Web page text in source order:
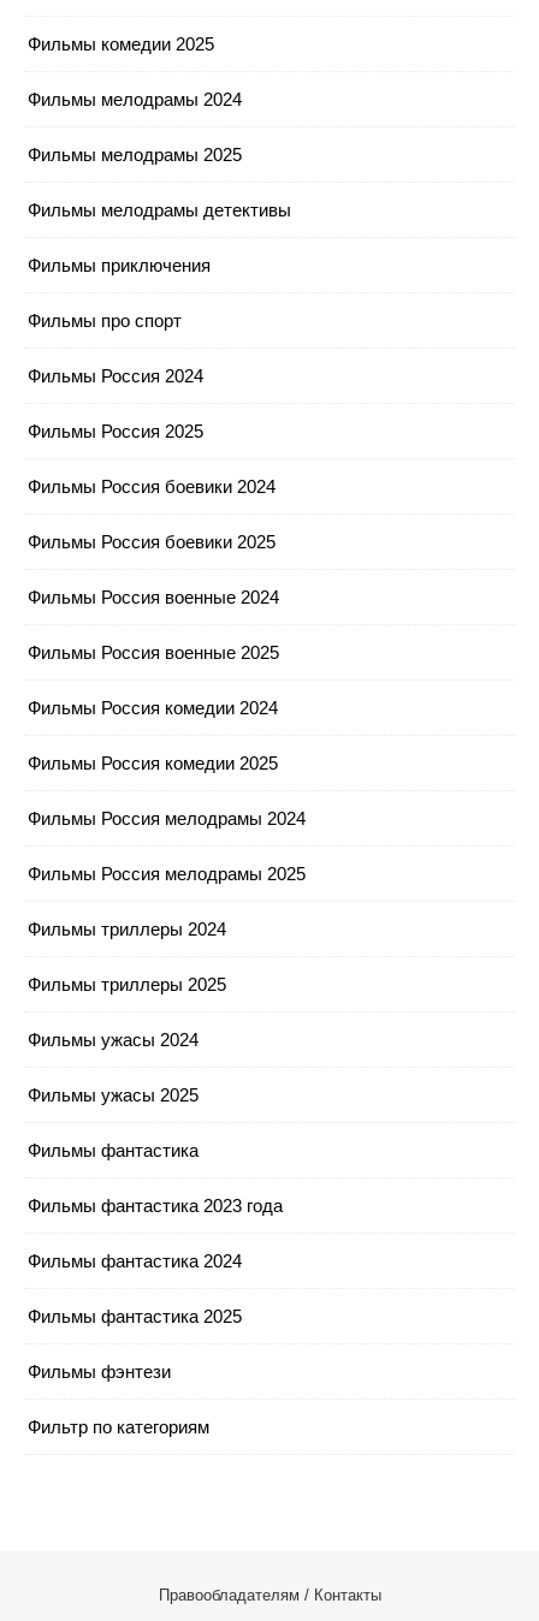
Фильмы комедии 2025
Фильмы мелодрамы 2024
Фильмы мелодрамы 2025
Фильмы мелодрамы детективы
Фильмы приключения
Фильмы про спорт
Фильмы Россия 2024
Фильмы Россия 2025
Фильмы Россия боевики 2024
Фильмы Россия боевики 2025
Фильмы Россия военные 2024
Фильмы Россия военные 2025
Фильмы Россия комедии 2024
Фильмы Россия комедии 2025
Фильмы Россия мелодрамы 2024
Фильмы Россия мелодрамы 2025
Фильмы триллеры 2024
Фильмы триллеры 2025
Фильмы ужасы 2024
Фильмы ужасы 2025
Фильмы фантастика
Фильмы фантастика 2023 года
Фильмы фантастика 2024
Фильмы фантастика 2025
Фильмы фэнтези
Фильтр по категориям
Правообладателям / Контакты